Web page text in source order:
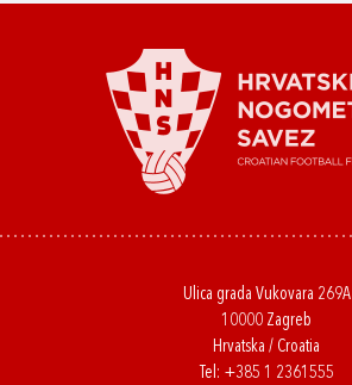
Ulica grada Vukovara 269A
10000 Zagreb
Hrvatska / Croatia
Tel: +385 1 2361555